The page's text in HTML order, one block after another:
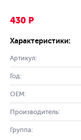
430 Р
Характеристики:
Артикул:
Год:
OEM:
Производитель:
Группа: